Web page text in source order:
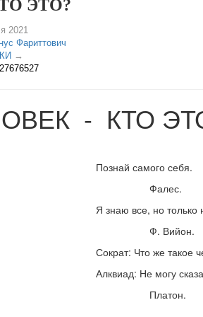
ЭТО?
2021
Фариттович
→
- КТО
самого себя.
но только не
же такое
Не могу